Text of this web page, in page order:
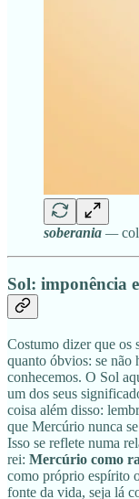
soberania —
Sol: imponência
Costumo dizer que os
quanto óbvios: se não
conhecemos. O Sol
um dos seus
coisa além disso:
que Mercúrio nunca se
Isso se reflete numa
rei: Mercúrio como
como próprio espírito
fonte da vida, seja lá